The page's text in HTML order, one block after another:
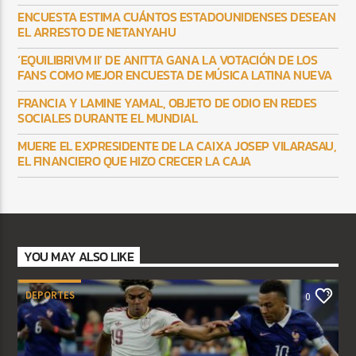
ENCUESTA ESTIMA CUÁNTOS ESTADOUNIDENSES DESEAN
EL ARRESTO DE NETANYAHU
‘EQUILIBRIVM II’ DE ANITTA GANA LA VOTACIÓN DE LOS
FANS COMO MEJOR ENCUESTA DE MÚSICA LATINA NUEVA
FRANCIA Y LAMINE YAMAL, OBJETO DE ODIO EN REDES
SOCIALES DURANTE EL MUNDIAL
MUERE EL EXPRESIDENTE DE LA CAIXA JOSEP VILARASAU,
EL FINANCIERO QUE HIZO CRECER LA CAJA
YOU MAY ALSO LIKE
DEPORTES 0